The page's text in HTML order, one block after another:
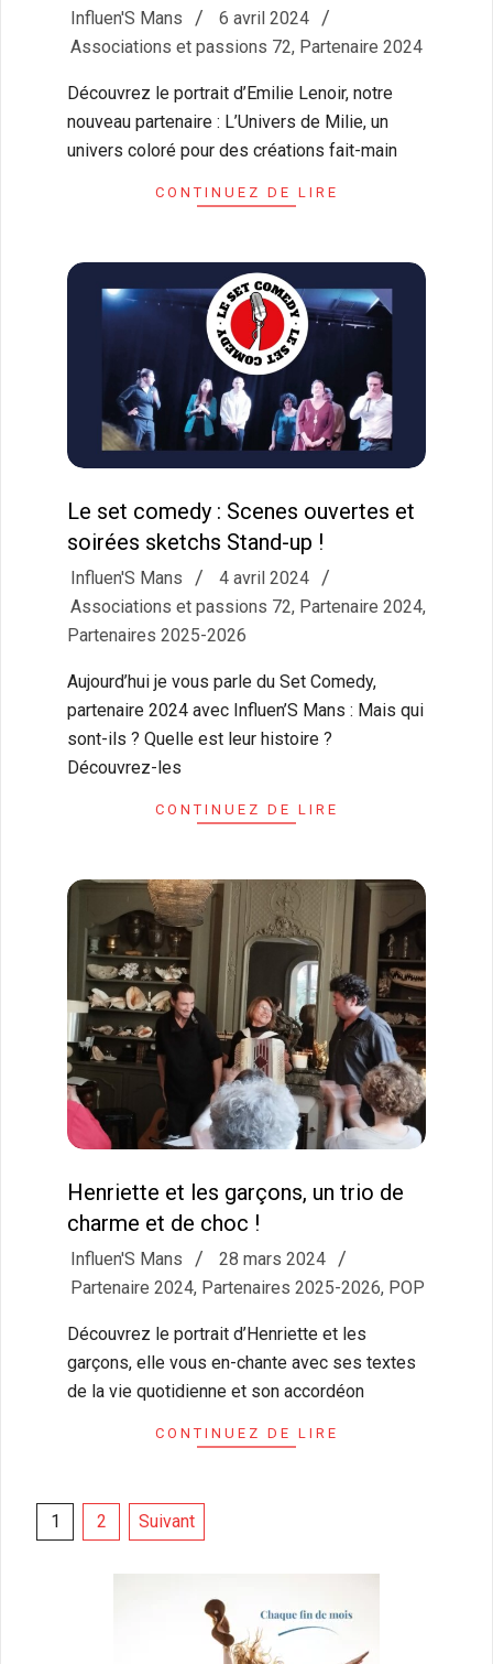
2024-
04-
Influen'S Mans
6 avril 2024
Associations et passions 72, Partenaire 2024
Découvrez le portrait d’Emilie Lenoir, notre
nouveau partenaire : L’Univers de Milie, un
univers coloré pour des créations fait-main
CONTINUEZ DE LIRE
Le set comedy : Scenes ouvertes et
soirées sketchs Stand-up !
2024-
04-
04
Influen'S Mans
4 avril 2024
Associations et passions 72, Partenaire 2024,
Partenaires 2025-2026
Aujourd’hui je vous parle du Set Comedy,
partenaire 2024 avec Influen’S Mans : Mais qui
sont-ils ? Quelle est leur histoire ?
Découvrez-les
CONTINUEZ DE LIRE
Henriette et les garçons, un trio de
charme et de choc !
2024-
03-
Influen'S Mans
28 mars 2024
Partenaire 2024, Partenaires 2025-2026, POP
Découvrez le portrait d’Henriette et les
garçons, elle vous en-chante avec ses textes
de la vie quotidienne et son accordéon
CONTINUEZ DE LIRE
Pagination
1 2 Suivant